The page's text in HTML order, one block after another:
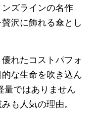
ズラインの名作
沢に飾れる傘とし
れたコストパフォ
な生命を吹き込ん
量ではありません
も人気の理由。